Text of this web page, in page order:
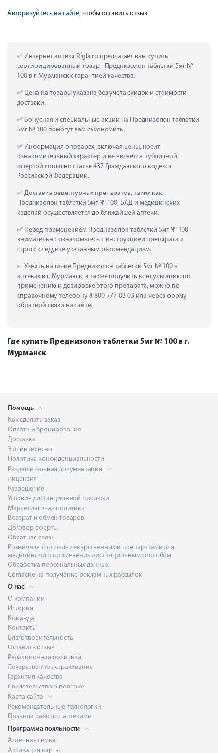
Авторизуйтесь на сайте, чтобы оставить отзыв
Интернет аптека Rigla.ru предлагает вам купить
сертифицированный товар - Преднизолон таблетки 5мг №
100 в г. Мурманск с гарантией качества.
Цена на товары указана без учета скидок и стоимости
доставки.
Бонусная и специальные акции на Преднизолон таблетки
5мг № 100 помогут вам сэкономить.
Информация о товарах, включая цены, носит
ознакомительный характер и не является публичной
офертой согласно статье 437 Гражданского кодекса
Российской Федерации.
Доставка рецептурных препаратов, таких как
Преднизолон таблетки 5мг № 100, БАД и медицинских
изделий осуществляется до ближайшей аптеки.
Перед применением Преднизолон таблетки 5мг № 100
внимательно ознакомьтесь с инструкцией препарата и
строго следуйте указанным рекомендациям.
Узнать наличие Преднизолон таблетки 5мг № 100 в
аптеках в г. Мурманск, а также получить консультацию по
применению и дозировке этого препарата, можно по
справочному телефону 8-800-777-03-03 или через форму
обратной связи на сайте.
Где купить Преднизолон таблетки 5мг № 100 в г.
Мурманск
Помощь
Как сделать заказ
Оплата и бронирование
Доставка
Это интересно
Политика конфиденциальности
Разрешительная документация
Лицензия
Разрешение
Условия дистанционной продажи
Маркетинговая политика
Возврат и обмен товаров
Договор оферты
Обратная связь
Розничная торговля лекарственными препаратами для
медицинского применения дистанционным способом
Обработка персональных данных
Согласие на получение рекламных рассылок
О нас
О компании
История
Команда
Контакты
Благотворительность
Оставить отзыв
Редакционная политика
Лекарственное страхование
Гарантия качества
Свидетельство о поверке
Карта сайта
Рекомендательные технологии
Правила работы с аптеками
Программа лояльности
Аптечная семья
Активация карты